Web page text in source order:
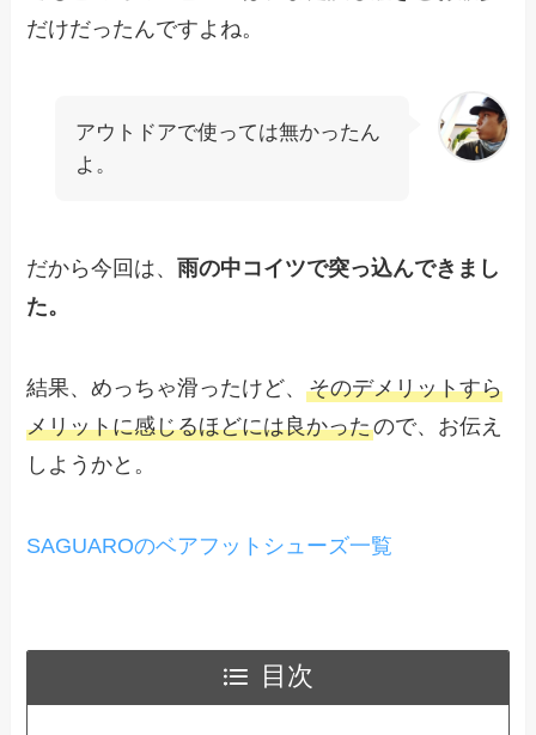
だけだったんですよね。
アウトドアで使っては無かったん
よ。
だから今回は、 雨の中コイツで突っ込んできまし
た。
結果、めっちゃ滑ったけど、そのデメリットすら
メリットに感じるほどには良かったので、お伝え
しようかと。
SAGUAROのベアフットシューズ一覧
目次